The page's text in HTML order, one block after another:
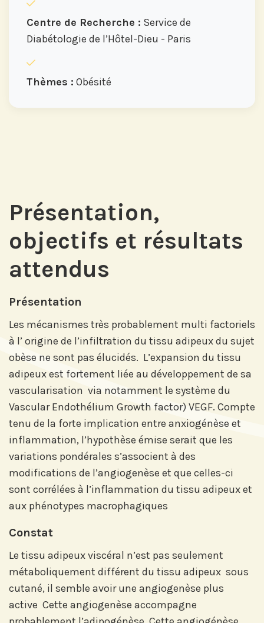
Centre de Recherche : Service de
Diabétologie de l’Hôtel-Dieu - Paris
Thèmes : Obésité
Présentation,
objectifs et résultats
attendus
Présentation
Les mécanismes très probablement multi factoriels
à l’ origine de l’infiltration du tissu adipeux du sujet
obèse ne sont pas élucidés. L’expansion du tissu
adipeux est fortement liée au développement de sa
vascularisation via notamment le système du
Vascular Endothélium Growth factor) VEGF. Compte
tenu de la forte implication entre anxiogénèse et
inflammation, l’hypothèse émise serait que les
variations pondérales s’associent à des
modifications de l’angiogenèse et que celles-ci
sont corrélées à l’inflammation du tissu adipeux et
aux phénotypes macrophagiques
Constat
Le tissu adipeux viscéral n’est pas seulement
métaboliquement différent du tissu adipeux sous
cutané, il semble avoir une angiogenèse plus
active Cette angiogenèse accompagne
Abonnez-vous à notre compte
événements et les avancées de
l'Institut.